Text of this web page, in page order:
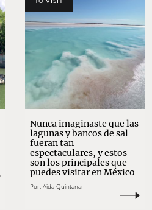
Nunca imaginaste que las
lagunas y bancos de sal
fueran tan
espectaculares, y estos
son los principales que
puedes visitar en México
Por: Aída Quintanar